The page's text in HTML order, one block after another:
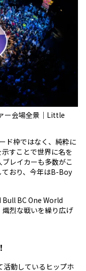
ー会場全景｜Little
ド枠ではなく、純粋に
すことで世界に名を
レイカーも多数がこ
ており、今年はB-Boy
Bull BC One World
烈な戦いを繰り広げ
動しているヒップホ